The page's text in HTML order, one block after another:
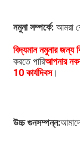
নমুনা সম্পর্কে: আমরা
বিদ্যমান নমুনার জন্য
করতে পারিআপনার
10 কার্যদিবস।
উচ্চ গুনসম্পন্ন: